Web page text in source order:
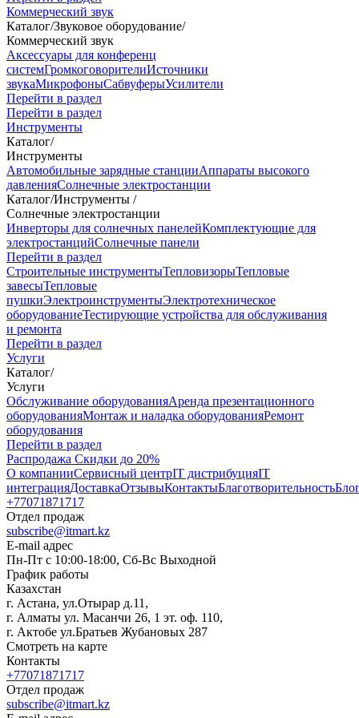
Коммерческий звук
Каталог/Звуковое оборудование/
Коммерческий звук
Аксессуары для конференц
системГромкоговорителиИсточники
звукаМикрофоныСабвуферыУсилители
Перейти в раздел
Перейти в раздел
Инструменты
Каталог/
Инструменты
Автомобильные зарядные станцииАппараты высокого
давленияСолнечные электростанции
Каталог/Инструменты /
Солнечные электростанции
Инверторы для солнечных панелейКомплектующие для
электростанцийСолнечные панели
Перейти в раздел
Строительные инструментыТепловизорыТепловые
завесыТепловые
пушкиЭлектроинструментыЭлектротехническое
оборудованиеТестирующие устройства для обслуживания
и ремонта
Перейти в раздел
Услуги
Каталог/
Услуги
Oбслуживание оборудованияАренда презентационного
оборудованияМонтаж и наладка оборудованияРемонт
оборудования
Перейти в раздел
Распродажа Скидки до 20%
О компанииСервисный центрIT дистрибуцияIT
интеграцияДоставкаОтзывыКонтактыБлаготворительность
+77071871717
Отдел продаж
subscribe@itmart.kz
E-mail адрес
Пн-Пт с 10:00-18:00, Сб-Вс Выходной
График работы
Казахстан
г. Астана, ул.Отырар д.11,
г. Алматы ул. Масанчи 26, 1 эт. оф. 110,
г. Актобе ул.Братьев Жубановых 287
Смотреть на карте
Контакты
+77071871717
Отдел продаж
subscribe@itmart.kz